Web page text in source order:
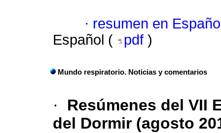
· resumen en
Español (
pdf )
Mundo respiratorio. Noticias y comentarios
·
Resúmenes del VII
del Dormir (agosto